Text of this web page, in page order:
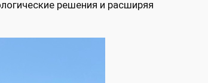
решения и расширяя